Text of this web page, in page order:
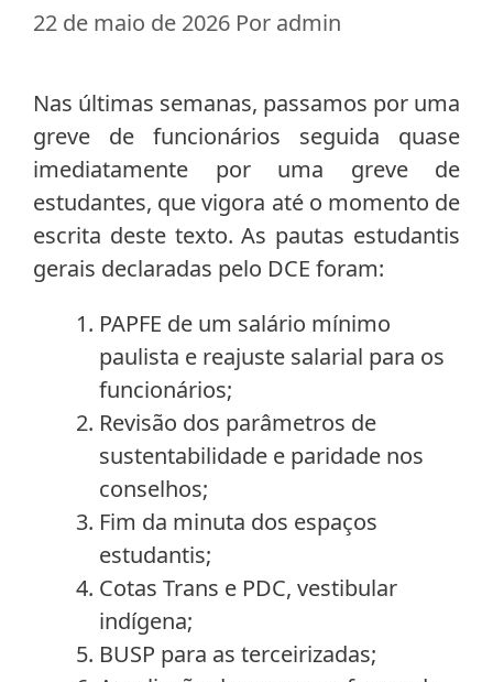
22 de maio de 2026 Por admin
Nas últimas semanas, passamos por uma
greve de funcionários seguida quase
imediatamente por uma greve de
estudantes, que vigora até o momento de
escrita deste texto. As pautas estudantis
gerais declaradas pelo DCE foram:
PAPFE de um salário mínimo
paulista e reajuste salarial para os
funcionários;
Revisão dos parâmetros de
sustentabilidade e paridade nos
conselhos;
Fim da minuta dos espaços
estudantis;
Cotas Trans e PDC, vestibular
indígena;
BUSP para as terceirizadas;